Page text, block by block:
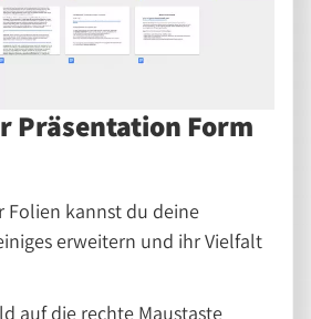
Präsentation Form
Folien kannst du deine
erweitern und ihr Vielfalt
auf die rechte Maustaste